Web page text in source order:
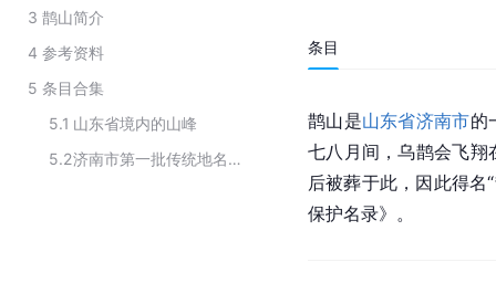
3 鹊山简介
4 参考资料
5 条目合集
5.1 山东省境内的山峰
5.2
济南市第一批传统地名保护名录
条目
鹊山是山东省济南市的
七八月间，乌鹊会飞翔
后被葬于此，因此得名
保护名录》。